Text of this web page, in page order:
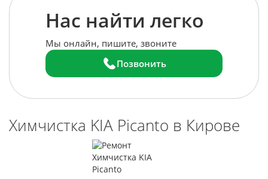
Нас найти легко
Мы онлайн, пишите, звоните
Позвонить
Химчистка KIA Picanto в Кирове